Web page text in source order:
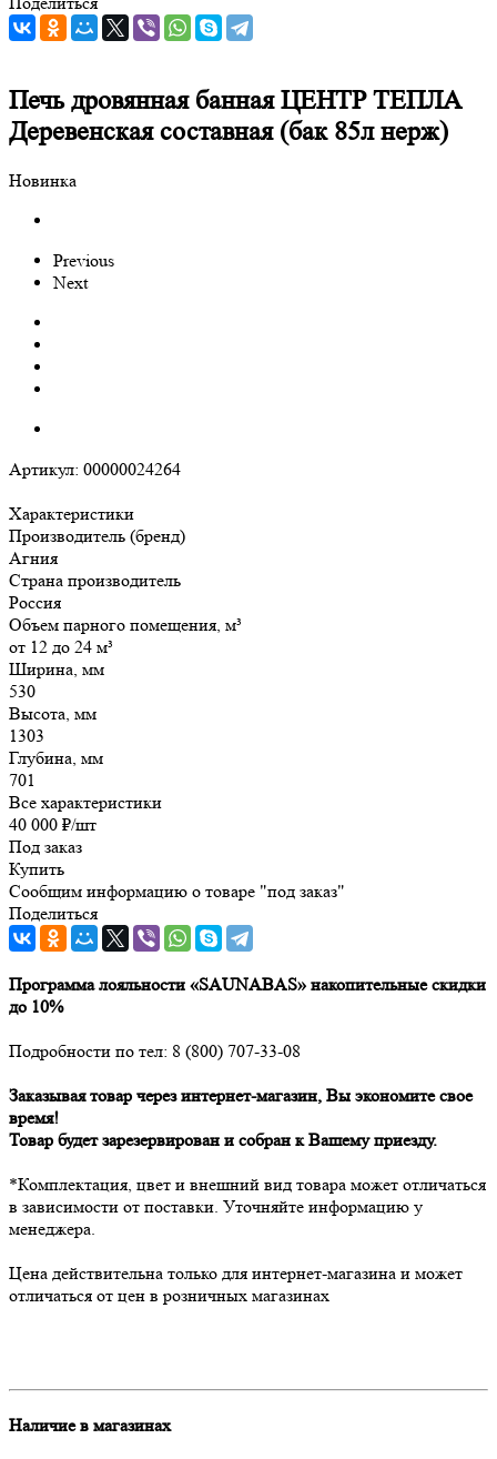
Печь дровянная банная ЦЕНТР ТЕПЛА
Деревенская составная (бак 85л нерж)
Новинка
Previous
Next
Артикул: 00000024264
Характеристики
Производитель (бренд)
Агния
Страна производитель
Россия
Объем парного помещения, м³
от 12 до 24 м³
Ширина, мм
530
Высота, мм
1303
Глубина, мм
701
Все характеристики
40 000 ₽/шт
Под заказ
Купить
Сообщим информацию о товаре "под заказ"
Поделиться
Программа лояльности «SAUNABAS» накопительные скидки
до 10%
Подробности по тел: 8 (800) 707-33-08
Заказывая товар через интернет-магазин, Вы экономите свое
время!
Товар будет зарезервирован и собран к Вашему приезду.
*Комплектация, цвет и внешний вид товара может отличаться
в зависимости от поставки. Уточняйте информацию у
менеджера.
Цена действительна только для интернет-магазина и может
отличаться от цен в розничных магазинах
Наличие в магазинах